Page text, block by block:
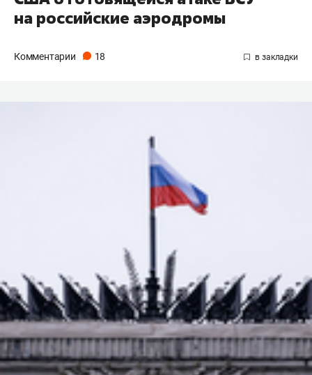
на российские аэродромы
Комментарии 18